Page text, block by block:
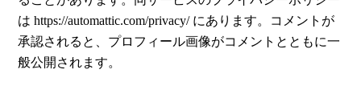
は https://automattic.com/privacy/ にあります。コメントが
承認されると、プロフィール画像がコメントとともに一
般公開されます。